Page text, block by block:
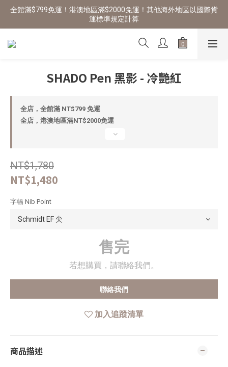
全館滿$799免運！港澳地區滿$2000免運！其他海外地區以國際貨
運標準規定計算
SHADO Pen 黑影 - 冷艷紅
全店，全館滿 NT$799 免運
全店，港澳地區滿NT$2000免運
NT$1,780
NT$1,480
字幅 Nib Point
售完
若想購買，請聯絡我們。
聯絡我們
加入追蹤清單
商品描述